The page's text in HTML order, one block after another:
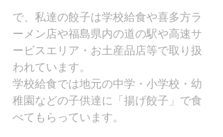
で、私達の餃子は学校給食や喜多方ラ
ーメン店や福島県内の道の駅や高速サ
ービスエリア・お土産品店等で取り扱
われています。
学校給食では地元の中学・小学校・幼
稚園などの子供達に「揚げ餃子」で食
べてもらっています。